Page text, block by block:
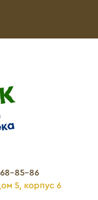
85-86
5, корпус 6